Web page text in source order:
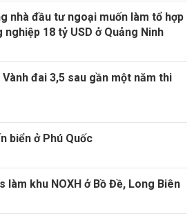
nhà đầu tư ngoại muốn làm tổ hợp
18 tỷ USD ở Quảng Ninh
đai 3,5 sau gần một năm thi
biển ở Phú Quốc
làm khu NOXH ở Bồ Đề, Long Biên